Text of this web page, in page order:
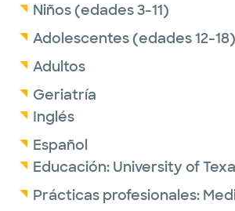
Niños (edades 3-11)
Adolescentes (edades 12-18)
Adultos
Geriatría
Inglés
Español
Educación: University of
Prácticas profesionales: